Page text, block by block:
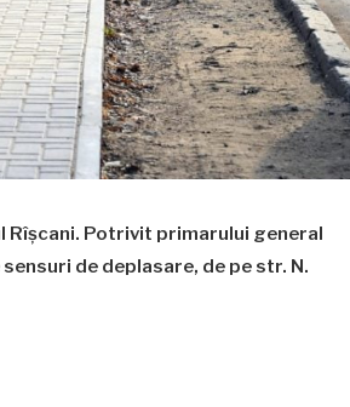
Rîşcani. Potrivit primarului general
de deplasare, de pe str. N.